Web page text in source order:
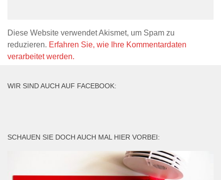
Diese Website verwendet Akismet, um Spam zu
reduzieren. Erfahren Sie, wie Ihre Kommentardaten
verarbeitet werden.
WIR SIND AUCH AUF FACEBOOK:
SCHAUEN SIE DOCH AUCH MAL HIER VORBEI: